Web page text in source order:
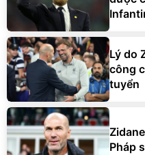
Lý do
công
tuyển
Pháp